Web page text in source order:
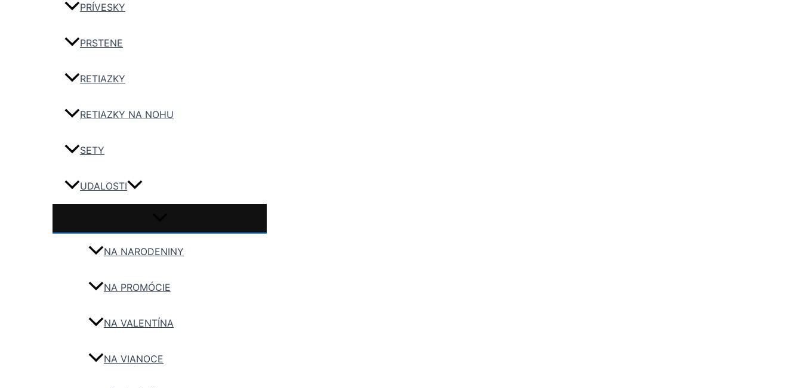
PRÍVESKY
PRSTENE
RETIAZKY
RETIAZKY NA NOHU
SETY
UDALOSTI
NA NARODENINY
NA PROMÓCIE
NA VALENTÍNA
NA VIANOCE